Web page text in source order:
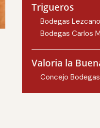
Trigueros
Bodegas
Bodegas Carlos
Valoria la
Concejo